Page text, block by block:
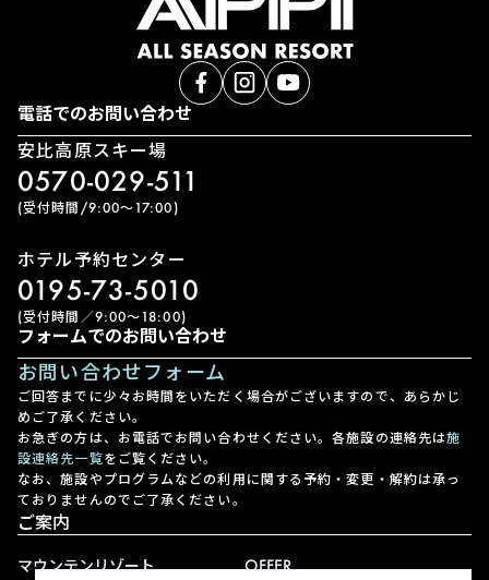
電話でのお問い合わせ
安比高原スキー場
0570-029-511
(受付時間/9:00〜17:00)
ホテル予約センター
0195-73-5010
(受付時間／9:00〜18:00)
フォームでのお問い合わせ
お問い合わせフォーム
ご回答までに少々お時間をいただく場合がございますので、あらかじ
めご了承ください。
お急ぎの方は、お電話でお問い合わせください。各施設の連絡先は施
設連絡先一覧をご覧ください。
なお、施設やプログラムなどの利用に関する予約・変更・解約は承っ
ておりませんのでご了承ください。
ご案内
マウンテンリゾート OFFER